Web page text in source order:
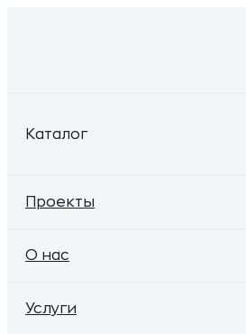
Каталог
Проекты
О нас
Услуги